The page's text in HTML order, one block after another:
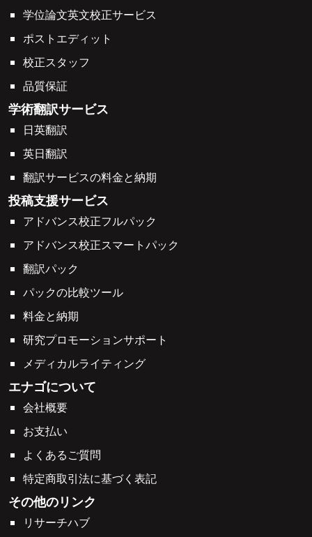
学位論文英文校正サービス
ポストエディット
校正スタッフ
品質保証
学術翻訳サービス
日英翻訳
英日翻訳
翻訳サービスの料金と納期
投稿支援サービス
アドバンス校正フルパック
アドバンス校正スマートパック
翻訳パック
パックの比較ツール
料金と納期
研究プロモーションサポート
メディカルライティング
エナゴについて
会社概要
お支払い
よくあるご質問
特定商取引法に基づく表記
その他のリンク
リサーチハブ